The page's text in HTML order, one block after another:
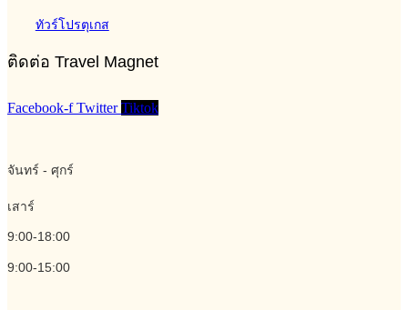
ทัวร์โปรตุเกส
ติดต่อ Travel Magnet
Facebook-f Twitter Tiktok
จันทร์ - ศุกร์
เสาร์
9:00-18:00
9:00-15:00